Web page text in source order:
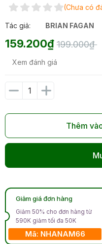
(Chưa có
Tác giả: BRIAN FAGAN
159.200₫ 199.000₫
Xem đánh giá
Thêm
Giảm giá đơn hàng
Giảm 50% cho đơn hàng từ
590K giảm tối đa 50K
Mã: NHANAM66